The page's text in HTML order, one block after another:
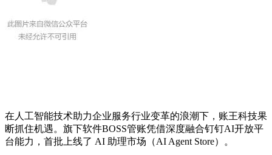
在人工智能技术助力企业服务行业变革的浪潮下，账王科技果
断抓住机遇。旗下软件BOSS管账凭借深度融合钉钉AI开放平
台能力，首批上线了 AI 助理市场（AI Agent Store）。